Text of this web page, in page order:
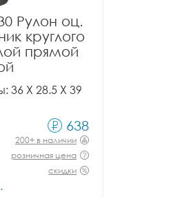
Рулон оц.
круглого
прямой
36 X 28.5 X 39
638
200+ в наличии
розничная цена
скидки